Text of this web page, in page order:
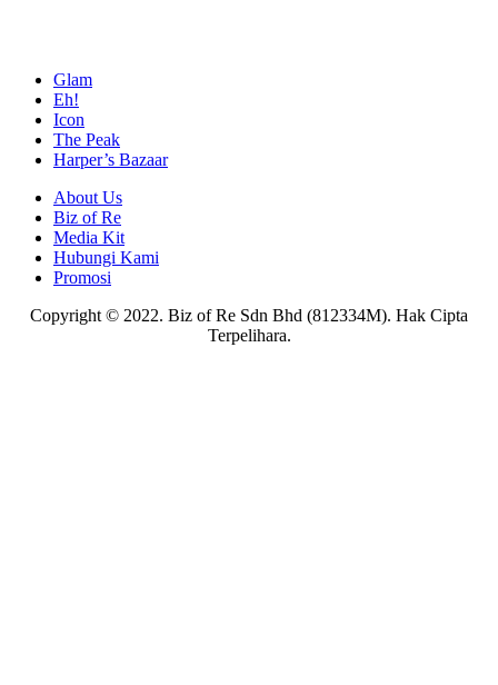
Glam
Eh!
Icon
The Peak
Harper’s Bazaar
About Us
Biz of Re
Media Kit
Hubungi Kami
Promosi
Copyright © 2022. Biz of Re Sdn Bhd (812334M). Hak Cipta
Terpelihara.